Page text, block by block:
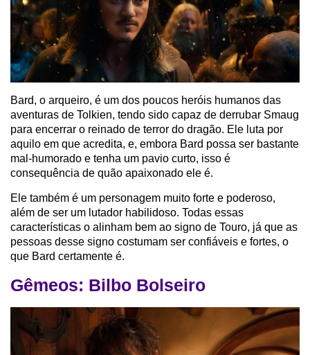
Bard, o arqueiro, é um dos poucos heróis humanos das
aventuras de Tolkien, tendo sido capaz de derrubar Smaug
para encerrar o reinado de terror do dragão. Ele luta por
aquilo em que acredita, e, embora Bard possa ser bastante
mal-humorado e tenha um pavio curto, isso é
consequência de quão apaixonado ele é.
Ele também é um personagem muito forte e poderoso,
além de ser um lutador habilidoso. Todas essas
características o alinham bem ao signo de Touro, já que as
pessoas desse signo costumam ser confiáveis e fortes, o
que Bard certamente é.
Gêmeos: Bilbo Bolseiro